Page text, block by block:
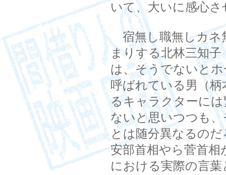
いて、大いに感心
宿無し職無しカネ
まりする北林三知
は、そうでないと
呼ばれている男（
るキャラクターに
ないと思いつつも
とは随分異なるの
安部首相やら菅首
における実際の言